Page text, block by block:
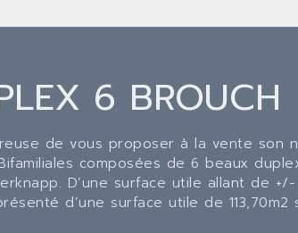
6 BROUCH
de vous proposer à la vente son
composées de 6 beaux
D’une surface utile allant de +/-
d’une surface utile de 113,70m2